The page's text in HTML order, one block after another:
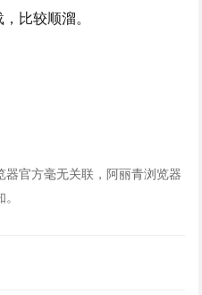
比较顺溜。
官方毫无关联，阿丽青浏览器